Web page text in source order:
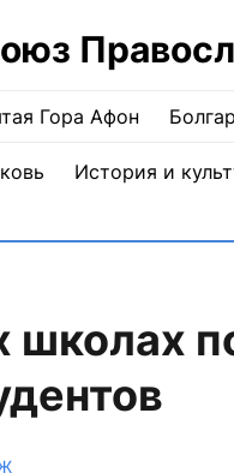
Гора Афон
История и